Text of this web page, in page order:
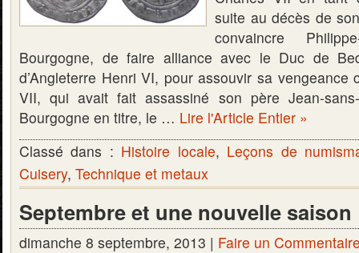
suite au décès de
convaincre
Bourgogne, de faire alliance avec le Duc de
d’Angleterre Henri VI, pour assouvir sa vengeance
VII, qui avait fait assassiné son père Jean-
Bourgogne en titre, le … Lire l'Article Entier »
Classé dans : Histoire locale, Leçons de
Cuisery, Technique et metaux
Septembre et une nouvelle saison
dimanche 8 septembre, 2013 | Faire un